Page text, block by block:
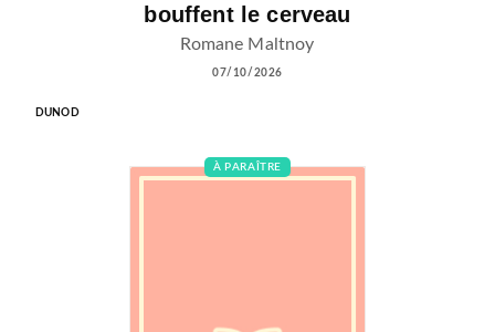
bouffent le cerveau
Romane Maltnoy
07/10/2026
DUNOD
À PARAÎTRE